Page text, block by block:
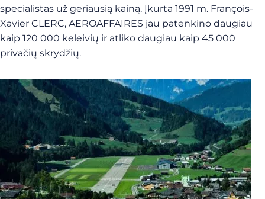
specialistas už geriausią kainą. Įkurta 1991 m. François-
Xavier CLERC, AEROAFFAIRES jau patenkino daugiau
kaip 120 000 keleivių ir atliko daugiau kaip 45 000
privačių skrydžių.